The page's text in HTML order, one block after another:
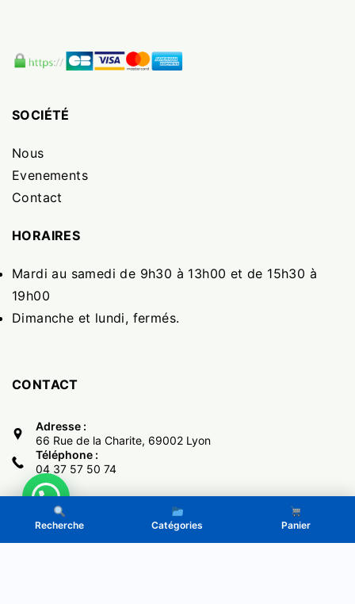
SOCIÉTÉ
Nous
Evenements
Contact
HORAIRES
Mardi au samedi de 9h30 à 13h00 et de 15h30 à
19h00
Dimanche et lundi, fermés.
CONTACT
Adresse :
66 Rue de la Charite, 69002 Lyon
Téléphone :
04 37 57 50 74
Copyright © 2017 - El Monumental- Powered by LeGone.eu
Recherche Catégories Panier